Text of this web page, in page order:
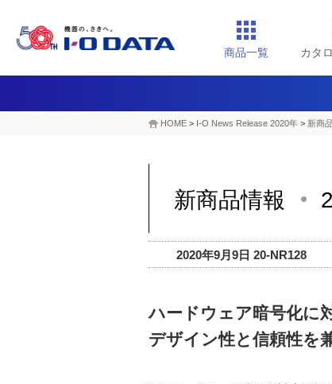
商品一覧 カタ
HOME > I-O News Release 2020年 > 新商
新商品情報
2020年9月9日 20-NR128
ハードウェア暗号化に
デザイン性と信頼性を